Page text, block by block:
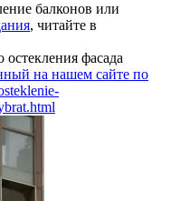
балконов или
, читайте в
остекления фасада
на нашем сайте по